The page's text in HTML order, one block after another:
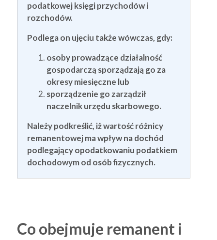
podatkowej księgi przychodów i
rozchodów.
Podlega on ujęciu także wówczas, gdy:
osoby prowadzące działalność
gospodarczą sporządzają go za
okresy miesięczne lub
sporządzenie go zarządził
naczelnik urzędu skarbowego.
Należy podkreślić, iż wartość różnicy
remanentowej ma wpływ na dochód
podlegający opodatkowaniu podatkiem
dochodowym od osób fizycznych.
Co obejmuje remanent i